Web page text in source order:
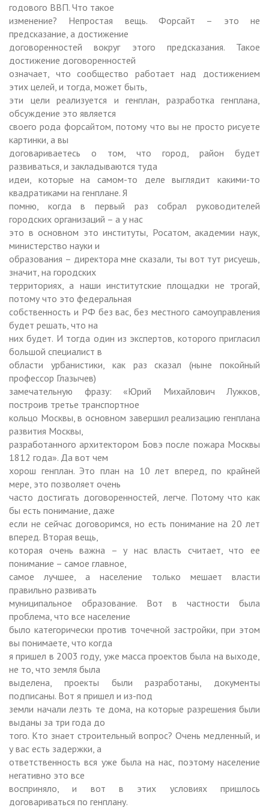
годового ВВП. Что такое
изменение? Непростая вещь. Форсайт – это не
предсказание, а достижение
договоренностей вокруг этого предсказания. Такое
достижение договоренностей
означает, что сообщество работает над достижением
этих целей, и тогда, может быть,
эти цели реализуется и генплан, разработка генплана,
обсуждение это является
своего рода форсайтом, потому что вы не просто рисуете
картинки, а вы
договариваетесь о том, что город, район будет
развиваться, и закладываются туда
идеи, которые на самом-то деле выглядит какими-то
квадратиками на генплане. Я
помню, когда в первый раз собрал руководителей
городских организаций – а у нас
это в основном это институты, Росатом, академии наук,
министерство науки и
образования – директора мне сказали, ты вот тут рисуешь,
значит, на городских
территориях, а наши институтские площадки не трогай,
потому что это федеральная
собственность и РФ без вас, без местного самоуправления
будет решать, что на
них будет. И тогда один из экспертов, которого пригласил
большой специалист в
области урбанистики, как раз сказал (ныне покойный
профессор Глазычев)
замечательную фразу: «Юрий Михайлович Лужков,
построив третье транспортное
кольцо Москвы, в основном завершил реализацию генплана
развития Москвы,
разработанного архитектором Бовэ после пожара Москвы
1812 года». Да вот чем
хорош генплан. Это план на 10 лет вперед, по крайней
мере, это позволяет очень
часто достигать договоренностей, легче. Потому что как
бы есть понимание, даже
если не сейчас договоримся, но есть понимание на 20 лет
вперед. Вторая вещь,
которая очень важна – у нас власть считает, что ее
понимание – самое главное,
самое лучшее, а население только мешает власти
правильно развивать
муниципальное образование. Вот в частности была
проблема, что все население
было категорически против точечной застройки, при этом
вы понимаете, что когда
я пришел в 2003 году, уже масса проектов была на выходе,
не то, что земля была
выделена, проекты были разработаны, документы
подписаны. Вот я пришел и из-под
земли начали лезть те дома, на которые разрешения были
выданы за три года до
того. Кто знает строительный вопрос? Очень медленный, и
у вас есть задержки, а
ответственность вся уже была на нас, поэтому население
негативно это все
восприняло, и вот в этих условиях пришлось
договариваться по генплану.